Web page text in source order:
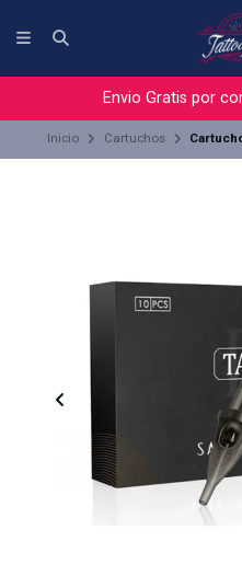
Envio Gratis por
Inicio Cartuchos